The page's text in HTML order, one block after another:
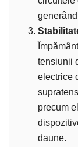
tensiunii
electrice
precum
daune.